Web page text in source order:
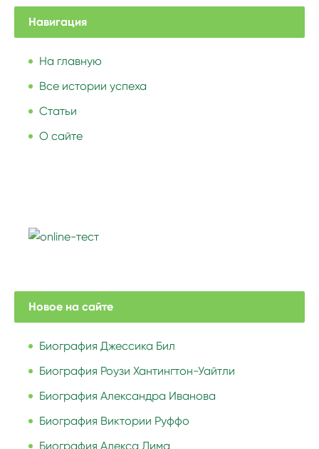
Навигация
На главную
Все истории успеха
Статьи
О сайте
Новое на сайте
Биография Джессика Бил
Биография Роузи Хантингтон-Уайтли
Биография Александра Иванова
Биография Виктории Руффо
Биография Алекса Лима